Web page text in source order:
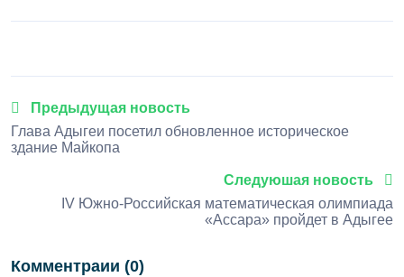
Предыдущая новость
Глава Адыгеи посетил обновленное историческое
здание Майкопа
Следуюшая новость
IV Южно-Российская математическая олимпиада
«Ассара» пройдет в Адыгее
Комментраии (0)